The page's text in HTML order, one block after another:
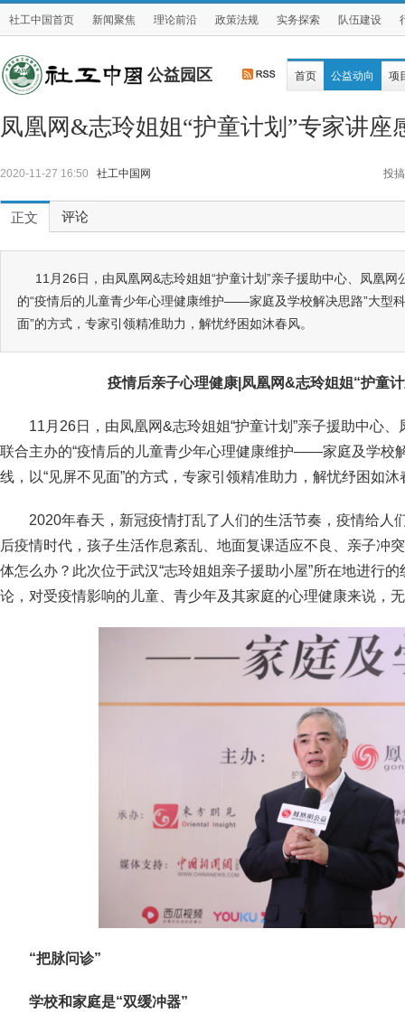
社工中国首页 新闻聚焦 理论前沿 政策法规 实务探索 队伍建设
公益园区 首页 公益动向 项
凤凰网&志玲姐姐“护童计划”专家讲座
2020-11-27 16:50 社工中国网 投搞
正文 评论
11月26日，由凤凰网&志玲姐姐“护童计划”亲子援助中心、凤凰
的“疫情后的儿童青少年心理健康维护——家庭及学校解决思路”大型
面”的方式，专家引领精准助力，解忧纾困如沐春风。
疫情后亲子心理健康|凤凰网&志玲姐姐“护童
11月26日，由凤凰网&志玲姐姐“护童计划”亲子援助中心
联合主办的“疫情后的儿童青少年心理健康维护——家庭及学校
线，以“见屏不见面”的方式，专家引领精准助力，解忧纾困如沐
2020年春天，新冠疫情打乱了人们的生活节奏，疫情给人
后疫情时代，孩子生活作息紊乱、地面复课适应不良、亲子
体怎么办？此次位于武汉“志玲姐姐亲子援助小屋”所在地进行
论，对受疫情影响的儿童、青少年及其家庭的心理健康来说，
“把脉问诊”
学校和家庭是“双缓冲器”